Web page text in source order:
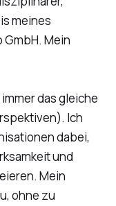
meines
Mein
das gleiche
Ich
dabei,
und
Mein
ohne zu